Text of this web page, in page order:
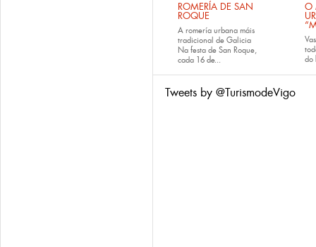
ROMERÍA DE SAN
ROQUE
A romería urbana máis
tradicional de Galicia
Na festa de San Roque,
cada 16 de...
O
do
Tweets by @TurismodeVigo